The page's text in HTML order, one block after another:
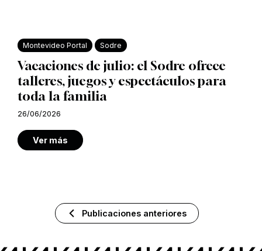
Montevideo Portal Sodre
Vacaciones de julio: el Sodre ofrece
talleres, juegos y espectáculos para
toda la familia
26/06/2026
Ver más
Publicaciones anteriores